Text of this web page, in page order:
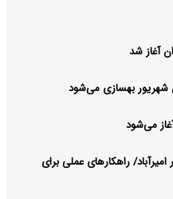
آغاز شد
می‌شود
راهکارهای عملی برای